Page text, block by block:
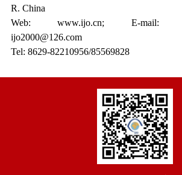
R. China
Web: www.ijo.cn; E-mail:
ijo2000@126.com
Tel: 8629-82210956/85569828